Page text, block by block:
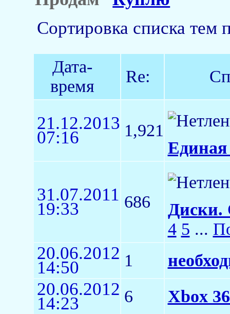
Сортировка списка тем
Дата-
время
Re:
21.12.2013
07:16
1,921
Единая
31.07.2011
19:33 686
Диски.
4 5 ...
20.06.2012
14:50 1
20.06.2012
14:23 6 Xbox